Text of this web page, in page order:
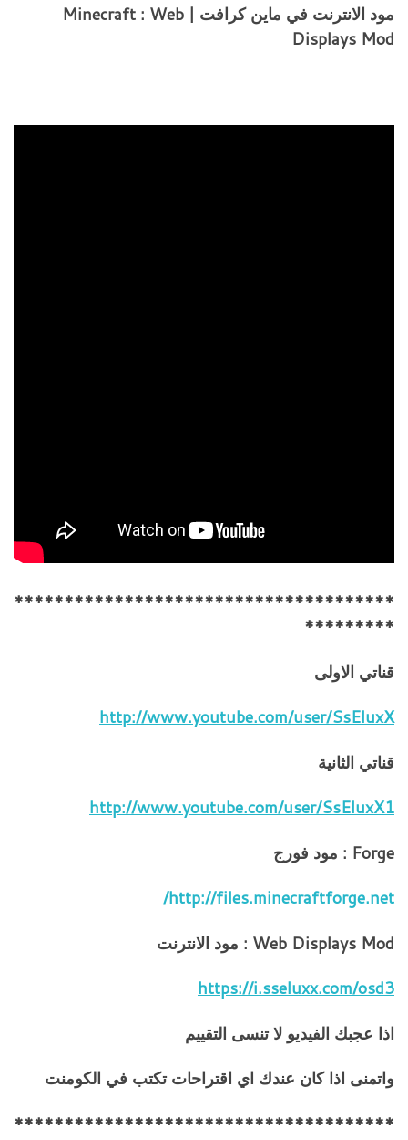
مود الانترنت في ماين كرافت | Minecraft : Web
Displays Mod
**************************************
*********
قناتي الاولى
http://www.youtube.com/user/SsEluxX
قناتي الثانية
http://www.youtube.com/user/SsEluxX1
Forge : مود فورج
http://files.minecraftforge.net/
Web Displays Mod : مود الانترنت
https://i.sseluxx.com/osd3
اذا عجبك الفيديو لا تنسى التقييم
واتمنى اذا كان عندك اي اقتراحات تكتب في الكومنت
**************************************